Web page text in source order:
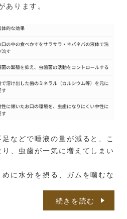
ります。
などで唾液の量が減ると、こ
、虫歯が一気に増えてしまい
に水分を摂る、ガムを噛むな
やすい「歯質」と「部
続きを読む